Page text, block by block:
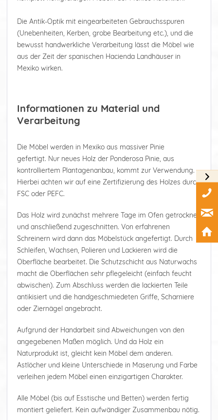
Die Antik-Optik mit eingearbeiteten Gebrauchsspuren
(Unebenheiten, Kerben, grobe Bearbeitung etc.), und die
bewusst handwerkliche Verarbeitung lässt die Möbel wie
aus der Zeit der spanischen Hacienda Landhäuser in
Mexiko wirken.
Informationen zu Material und
Verarbeitung
Die Möbel werden in Mexiko aus massiver Pinie
gefertigt. Nur neues Holz der Ponderosa Pinie, aus
kontrolliertem Plantagenanbau, kommt zur Verwendung.
Hierbei achten wir auf eine Zertifizierung des Holzes durch
FSC oder PEFC.
Das Holz wird zunächst mehrere Tage im Ofen getrocknet
und anschließend zugeschnitten. Von erfahrenen
Schreinern wird dann das Möbelstück angefertigt. Durch
Schleifen, Wachsen, Polieren und Lackieren wird die
Oberfläche bearbeitet. Die Schutzschicht aus Naturwachs
macht die Oberflächen sehr pflegeleicht (einfach feucht
abwischen). Zum Abschluss werden die lackierten Teile
antikisiert und die handgeschmiedeten Griffe, Scharniere
oder Ziernägel angebracht.
Aufgrund der Handarbeit sind Abweichungen von den
angegebenen Maßen möglich. Und da Holz ein
Naturprodukt ist, gleicht kein Möbel dem anderen.
Astlöcher und kleine Unterschiede in Maserung und Farbe
verleihen jedem Möbel einen einzigartigen Charakter.
Alle Möbel (bis auf Esstische und Betten) werden fertig
montiert geliefert. Kein aufwändiger Zusammenbau nötig.